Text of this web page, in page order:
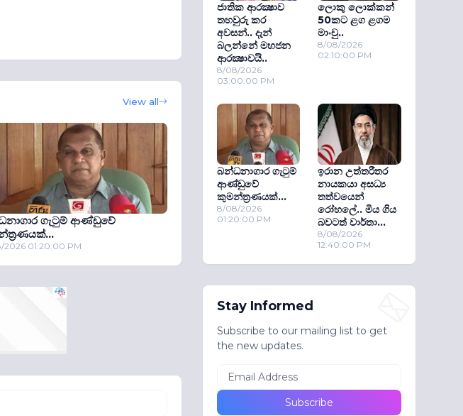
View all
ගැටුම් ආණ්ඩුවේ
2026 01:20:00 PM
ජාතික ආරක්‍ෂාව
තහවුරු කර
අවසන්.. දැන්
බලන්නේ මහජන
ආරක්‍ෂාවයි..
8/08/2026
03:00:00 PM
ලොකු ලොක්කන්
50කට ළග ළගම
මාංචු..
8/08/2026
02:10:00 PM
බන්ධනාගාර ගැටුම්
ආණ්ඩුවේ
කුමන්ත‍්‍රණයක්...
8/08/2026
01:20:00 PM
ඉරාන උත්තරීතර
නායකයා අසධ්‍ය
තත්වයෙන්
රෝහලේ.. මිය ගිය
බවටත් වාර්තා...
8/08/2026
12:40:00 PM
Stay Informed
Subscribe to our mailing list to get
the new updates.